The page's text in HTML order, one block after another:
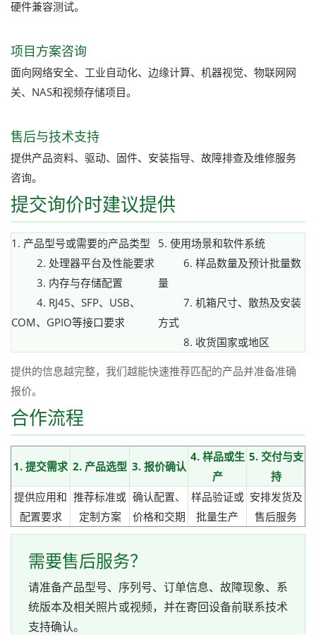
硬件兼容测试。
项目方案咨询
面向网络安全、工业自动化、边缘计算、机器视觉、物联网网
关、NAS和视频存储项目。
售后与技术支持
提供产品资料、驱动、固件、安装指导、故障排查及维修服务
咨询。
提交询价时建议提供
1. 产品型号或需要的产品类型
2. 处理器平台及性能要求
3. 内存与存储配置
4. RJ45、SFP、USB、
COM、GPIO等接口要求
5. 使用场景和软件系统
6. 样品数量及预计批量数
量
7. 机箱尺寸、散热及安装
方式
8. 收货国家或地区
提供的信息越完整，我们越能快速推荐匹配的产品并准备准确
报价。
合作流程
1. 提交需求 2. 产品选型 3. 报价确认
4. 样品或生
产
5. 交付与支
持
提供应用和
配置要求
推荐标准或
定制方案
确认配置、
价格和交期
样品验证或
批量生产
安排发货及
售后服务
需要售后服务？
请准备产品型号、序列号、订单信息、故障现象、系
统版本及相关照片或视频，并在寄回设备前联系技术
支持确认。